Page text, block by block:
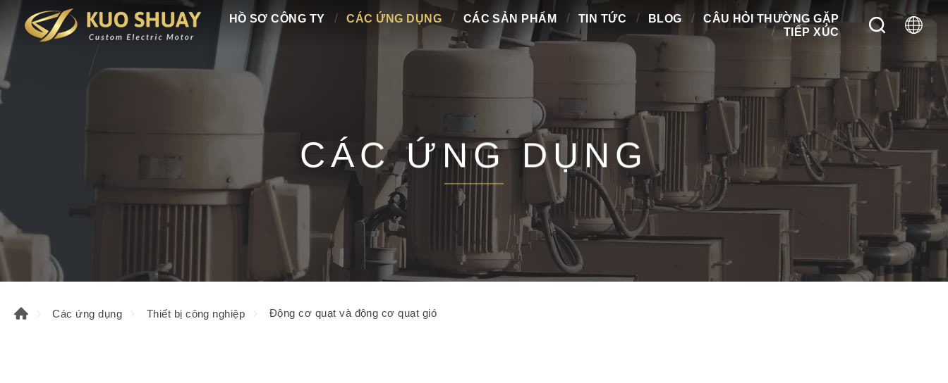
HỒ SƠ CÔNG TY CÁC ỨNG DỤNG CÁC SẢN PHẨM TIN TỨC BLOG
CÂU HỎI THƯỜNG GẶP
TIẾP XÚC
CÁC ỨNG DỤNG
Các ứng dụng Thiết bị công nghiệp Động cơ quạt và động cơ quạt gió